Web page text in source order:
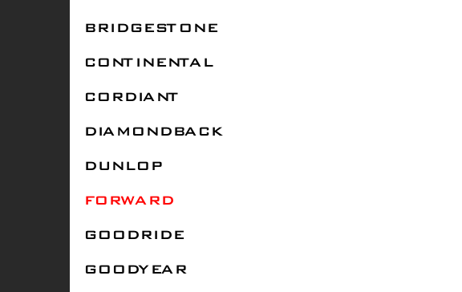
BRIDGESTONE
CONTINENTAL
CORDIANT
DIAMONDBACK
DUNLOP
FORWARD
GOODRIDE
GOODYEAR